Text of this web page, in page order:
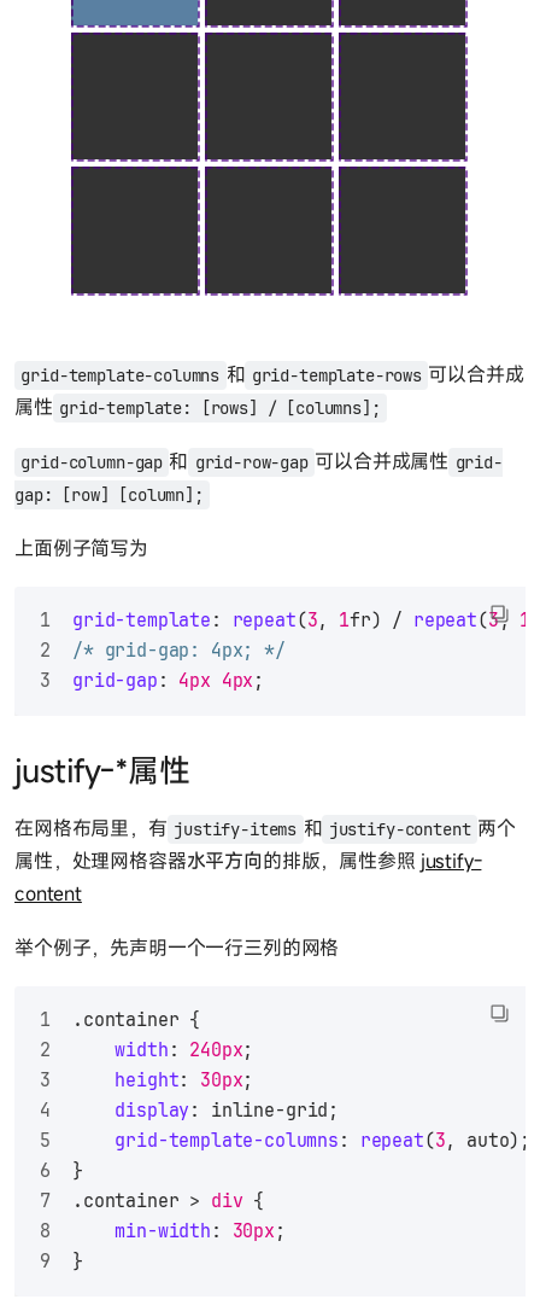
grid-template-columns 和 grid-template-rows 可以合并成
属性 grid-template: [rows] / [columns];
grid-column-gap 和 grid-row-gap 可以合并成属性 grid-
gap: [row] [column];
上面例子简写为
grid-template : repeat(3, 1fr) / repeat(3, 1
/* grid-gap: 4px; */
grid-gap : 4px 4px ;
justify-*属性
在网格布局里，有 justify-items 和 justify-content 两个
属性，处理网格容器水平方向的排版，属性参照 justify-
content
举个例子，先声明一个一行三列的网格
.container {
width : 240px;
height: 30px;
display : inline-grid;
grid-template-columns : repeat(3, auto);
}
.container > div {
min-width : 30px ;
}